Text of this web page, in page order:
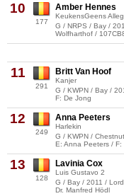
10
177
Amber Hennes
KeukensGeens
G / NRPS / Bay /
Wolfharthof /
11
291
Britt Van Hoof
Kanjer
G / KWPN / Bay /
F: De Jong
12
249
Anna Peeters
Harlekin
G / KWPN /
E: Anna Peeters / F:
13
128
Lavinia Cox
Luis Gustavo 2
G / Bay / 2011 /
Dr. Manfred Hödl